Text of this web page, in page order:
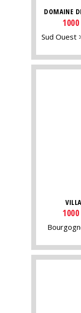
DOMAINE
Sud Ouest